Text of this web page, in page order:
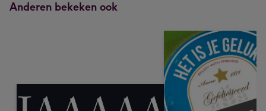
Anderen bekeken ook